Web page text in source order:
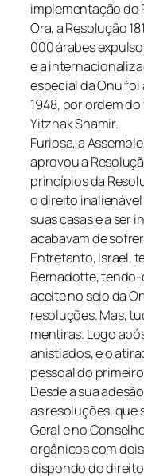
implementação do
Ora, a Resolução
000 árabes
e a
especial da Onu foi
1948, por ordem
Yitzhak Shamir.
Furiosa, a
aprovou a
princípios da
o direito
suas casas e a ser
acabavam de
Entretanto, Israel,
Bernadotte,
aceite no seio da
resoluções. Mas,
mentiras. Logo
anistiados, e o
pessoal do
Desde a sua
as resoluções, que
Geral e no
orgânicos com
dispondo do